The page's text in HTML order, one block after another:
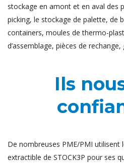
stockage en amont et en aval des
picking, le stockage de palette, de
containers, moules de thermo-
d’assemblage, pièces de
Ils
De nombreuses PME/PMI utilisent
extractible de STOCK3P pour ses